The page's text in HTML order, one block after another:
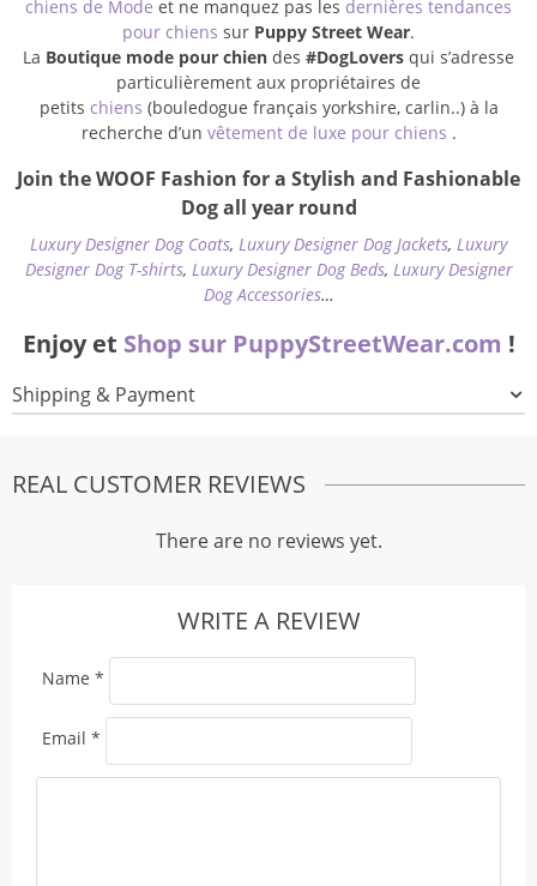
chiens de Mode et ne manquez pas les dernières tendances
pour chiens sur Puppy Street Wear.
La Boutique mode pour chien des #DogLovers qui s’adresse
particulièrement aux propriétaires de
petits chiens (bouledogue français yorkshire, carlin..) à la
recherche d’un vêtement de luxe pour chiens .
Join the WOOF Fashion for a Stylish and Fashionable
Dog all year round
Luxury Designer Dog Coats, Luxury Designer Dog Jackets, Luxury
Designer Dog T-shirts, Luxury Designer Dog Beds, Luxury Designer
Dog Accessories…
Enjoy et Shop sur PuppyStreetWear.com !
Shipping & Payment
REAL CUSTOMER REVIEWS
There are no reviews yet.
WRITE A REVIEW
Name *
Email *